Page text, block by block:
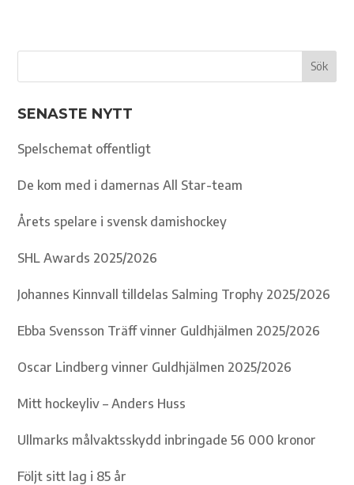
SENASTE NYTT
Spelschemat offentligt
De kom med i damernas All Star-team
Årets spelare i svensk damishockey
SHL Awards 2025/2026
Johannes Kinnvall tilldelas Salming Trophy 2025/2026
Ebba Svensson Träff vinner Guldhjälmen 2025/2026
Oscar Lindberg vinner Guldhjälmen 2025/2026
Mitt hockeyliv – Anders Huss
Ullmarks målvaktsskydd inbringade 56 000 kronor
Följt sitt lag i 85 år